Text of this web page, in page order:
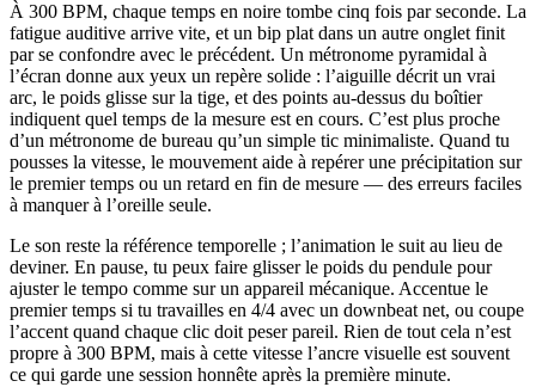
À 300 BPM, chaque temps en noire tombe cinq fois par seconde. La
fatigue auditive arrive vite, et un bip plat dans un autre onglet finit
par se confondre avec le précédent. Un métronome pyramidal à
l’écran donne aux yeux un repère solide : l’aiguille décrit un vrai
arc, le poids glisse sur la tige, et des points au-dessus du boîtier
indiquent quel temps de la mesure est en cours. C’est plus proche
d’un métronome de bureau qu’un simple tic minimaliste. Quand tu
pousses la vitesse, le mouvement aide à repérer une précipitation sur
le premier temps ou un retard en fin de mesure — des erreurs faciles
à manquer à l’oreille seule.
Le son reste la référence temporelle ; l’animation le suit au lieu de
deviner. En pause, tu peux faire glisser le poids du pendule pour
ajuster le tempo comme sur un appareil mécanique. Accentue le
premier temps si tu travailles en 4/4 avec un downbeat net, ou coupe
l’accent quand chaque clic doit peser pareil. Rien de tout cela n’est
propre à 300 BPM, mais à cette vitesse l’ancre visuelle est souvent
ce qui garde une session honnête après la première minute.